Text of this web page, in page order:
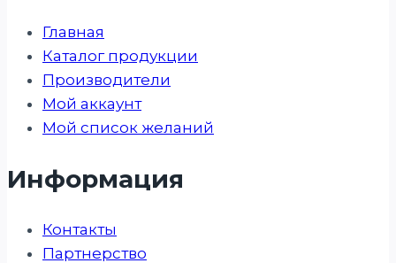
Главная
Каталог продукции
Производители
Мой аккаунт
Мой список желаний
Информация
Контакты
Партнерство